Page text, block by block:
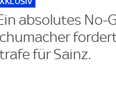
absolutes No-
für Sainz.